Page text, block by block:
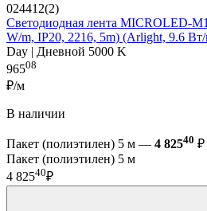
024412(2)
Светодиодная лента MICROLED-
W/m, IP20, 2216, 5m) (Arlight, 9.6
Day | Дневной 5000 K
96508
₽/м
В наличии
Пакет (полиэтилен) 5 м — 4 82540 ₽
Пакет (полиэтилен) 5 м
4 82540₽